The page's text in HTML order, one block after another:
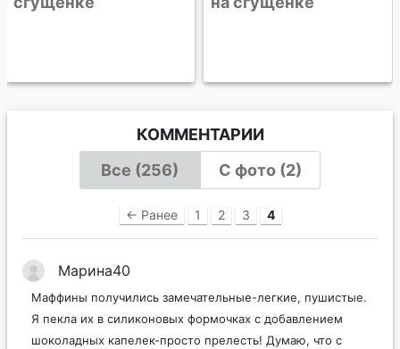
КОММЕНТАРИИ
Все (256)
С фото (2)
← Ранее 1 2 3 4
Марина40
Маффины получились замечательные-легкие, пушистые.
Я пекла их в силиконовых формочках с добавлением
шоколадных капелек-просто прелесть! Думаю, что с